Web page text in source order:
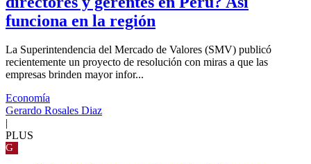
funciona en la región
La Superintendencia del Mercado de Valores (SMV) publicó
recientemente un proyecto de resolución con miras a que las
empresas brinden mayor infor...
Economía
Gerardo Rosales Diaz
PLUS
G